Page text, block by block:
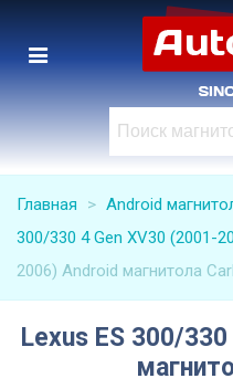
Главная > Android
300/330 4 Gen XV30 (2001-
2006) Android магнитола
Lexus ES 300/